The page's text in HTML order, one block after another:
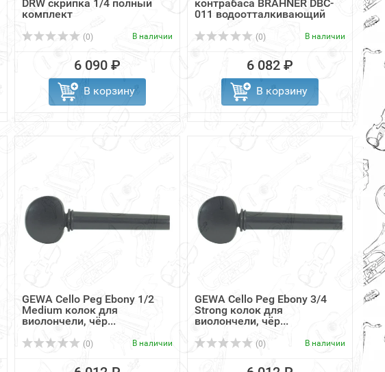
DRW скрипка 1/4 полный
комплект
(0) В наличии
6 090 ₽
В корзину
контрабаса BRAHNER DBC-
011 водоотталкивающий
(0) В наличии
6 082 ₽
В корзину
GEWA Cello Peg Ebony 1/2
Medium колок для
виолончели, чёр...
(0) В наличии
GEWA Cello Peg Ebony 3/4
Strong колок для
виолончели, чёр...
(0) В наличии